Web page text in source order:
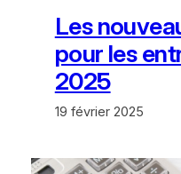
Les
pour les
2025
19 février 2025